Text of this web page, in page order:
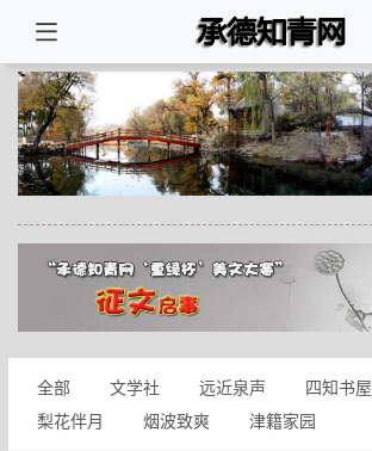
全部 文学社 远近泉声 四知书屋
梨花伴月
烟波致爽 津籍家园